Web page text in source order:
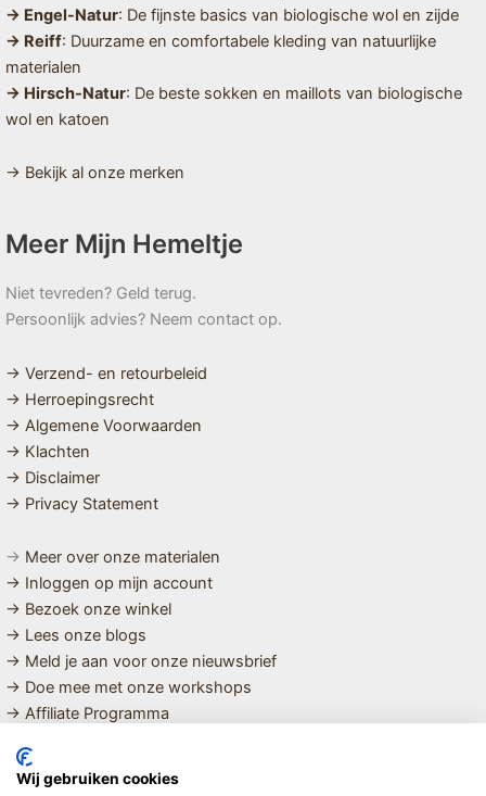
→ Engel-Natur: De fijnste basics van biologische wol en zijde
→ Reiff: Duurzame en comfortabele kleding van natuurlijke
materialen
→ Hirsch-Natur: De beste sokken en maillots van biologische
wol en katoen
→ Bekijk al onze merken
Meer Mijn Hemeltje
Niet tevreden? Geld terug.
Persoonlijk advies? Neem contact op.
→ Verzend- en retourbeleid
→ Herroepingsrecht
→ Algemene Voorwaarden
→ Klachten
→ Disclaimer
→ Privacy Statement
→ Meer over onze materialen
→ Inloggen op mijn account
→ Bezoek onze winkel
→ Lees onze blogs
→ Meld je aan voor onze nieuwsbrief
→ Doe mee met onze workshops
→ Affiliate Programma
MET LIEFDE SAMENGESTELDE
Wij gebruiken cookies